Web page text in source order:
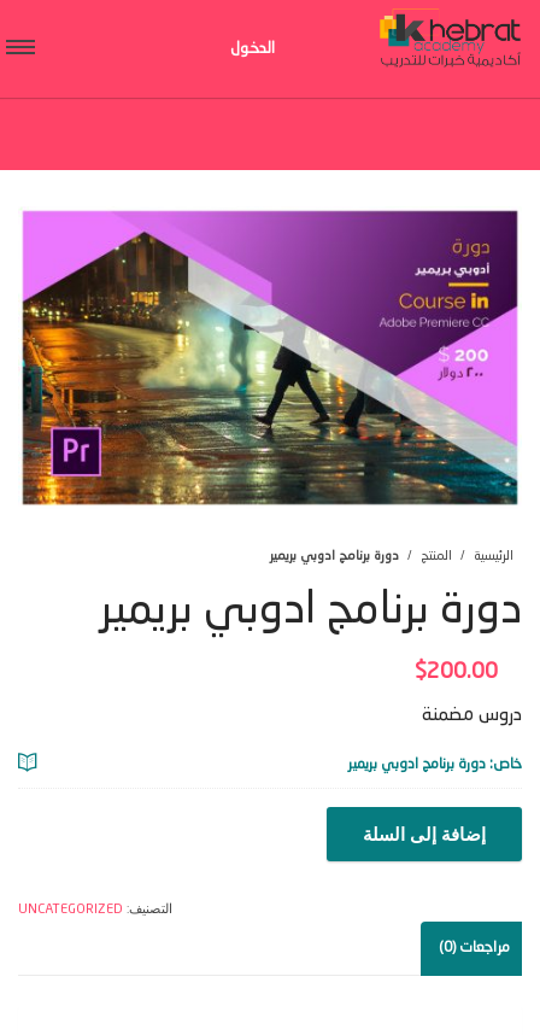
الدخول
الرئيسية المنتج دورة برنامج ادوبي بريمير
دورة برنامج ادوبي بريمير
$200.00
دروس مضمنة
خاص: دورة برنامج ادوبي بريمير
إضافة إلى السلة
التصنيف: UNCATEGORIZED
مراجعات (0)